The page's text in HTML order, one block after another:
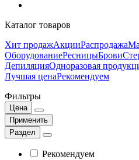
Каталог товаров
Хит продажАкцииРаспродажа
ОборудованиеРесницыБрови
ДепиляцияОдноразовая
Лучшая ценаРекомендуем
Фильтры
Цена
Применить
Раздел
Рекомендуем